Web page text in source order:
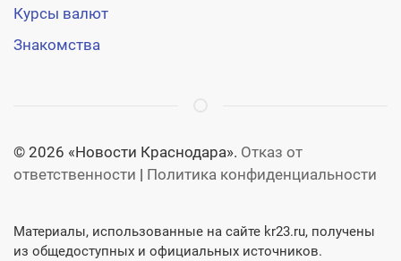
Курсы валют
Знакомства
© 2026 «Новости Краснодара». Отказ от
ответственности | Политика конфиденциальности
Материалы, использованные на сайте kr23.ru, получены
из общедоступных и официальных источников.